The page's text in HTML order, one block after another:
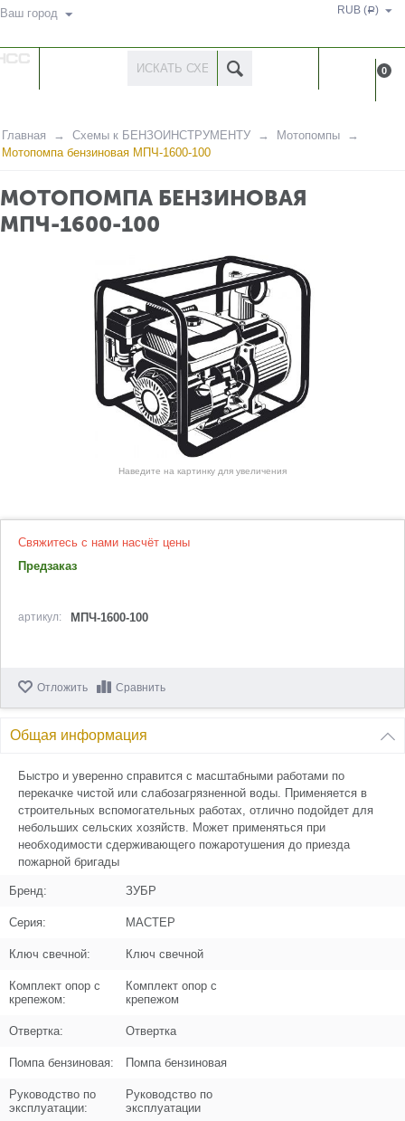
Ваш город RUB (Р)
0
Главная Схемы к БЕНЗОИНСТРУМЕНТУ
Мотопомпы
Мотопомпа бензиновая МПЧ-1600-100
МОТОПОМПА БЕНЗИНОВАЯ
МПЧ-1600-100
Наведите на картинку для увеличения
Свяжитесь с нами насчёт цены
Предзаказ
артикул: МПЧ-1600-100
Отложить Сравнить
Общая информация
Быстро и уверенно справится с масштабными работами по
перекачке чистой или слабозагрязненной воды. Применяется в
строительных вспомогательных работах, отлично подойдет для
небольших сельских хозяйств. Может применяться при
необходимости сдерживающего пожаротушения до приезда
пожарной бригады
Бренд: ЗУБР
Серия: МАСТЕР
Ключ свечной: Ключ свечной
Комплект опор с
крепежом:
Комплект опор с
крепежом
Отвертка: Отвертка
Помпа бензиновая: Помпа бензиновая
Руководство по
эксплуатации:
Руководство по
эксплуатации